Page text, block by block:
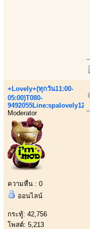
+Lovely+(ทุกวัน11:00-
05:00)T080-
9492055Line:spalovely123
Moderator
ความหื่น : 0
ออนไลน์
กระทู้: 42,756
โพสต์: 5,213